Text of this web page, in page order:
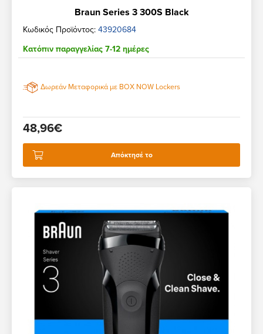
Braun Series 3 300S Black
Κωδικός Προϊόντος: 43920684
Κατόπιν παραγγελίας 7-12 ημέρες
Δωρεάν Μεταφορικά με BOX NOW Lockers
48,96€
Απόκτησέ το